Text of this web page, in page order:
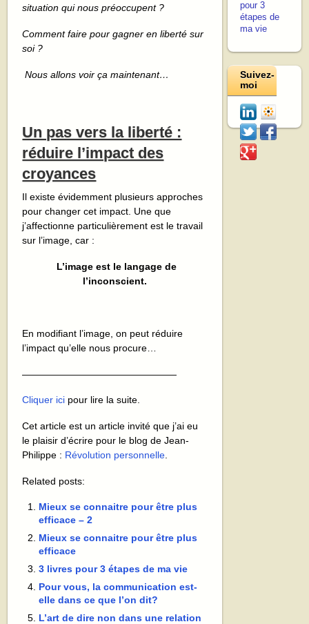
situation qui nous préoccupent ?
Comment faire pour gagner en liberté sur
soi ?
Nous allons voir ça maintenant…
Un pas vers la liberté :
réduire l’impact des
croyances
Il existe évidemment plusieurs approches
pour changer cet impact. Une que
j’affectionne particulièrement est le travail
sur l’image, car :
L’image est le langage de
l’inconscient.
En modifiant l’image, on peut réduire
l’impact qu’elle nous procure…
————————————————
Cliquer ici pour lire la suite.
Cet article est un article invité que j’ai eu
le plaisir d’écrire pour le blog de Jean-
Philippe : Révolution personnelle
Related posts:
Mieux se connaitre pour être plus
efficace – 2
Mieux se connaitre pour être plus
efficace
3 livres pour 3 étapes de ma vie
Pour vous, la communication est-
elle dans ce que l’on dit?
L’art de dire non dans une relation
pour 3
étapes de
ma vie
Suivez-
moi